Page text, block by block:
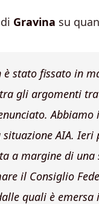
Gravina su
è stato fissato in
gli argomenti
AIA.
a margine di
il Consiglio
quali è